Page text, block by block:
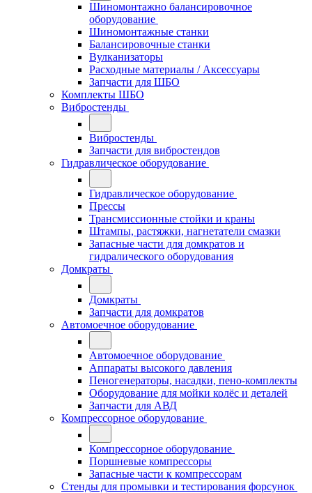
Шиномонтажно балансировочное
оборудование
Шиномонтажные станки
Балансировочные станки
Вулканизаторы
Расходные материалы / Аксессуары
Запчасти для ШБО
Комплекты ШБО
Вибростенды
Вибростенды
Запчасти для вибростендов
Гидравлическое оборудование
Гидравлическое оборудование
Прессы
Трансмиссионные стойки и краны
Штампы, растяжки, нагнетатели смазки
Запасные части для домкратов и
гидралического оборудования
Домкраты
Домкраты
Запчасти для домкратов
Автомоечное оборудование
Автомоечное оборудование
Аппараты высокого давления
Пеногенераторы, насадки, пено-комплекты
Оборудование для мойки колёс и деталей
Запчасти для АВД
Компрессорное оборудование
Компрессорное оборудование
Поршневые компрессоры
Запасные части к компрессорам
Стенды для промывки и тестирования форсунок